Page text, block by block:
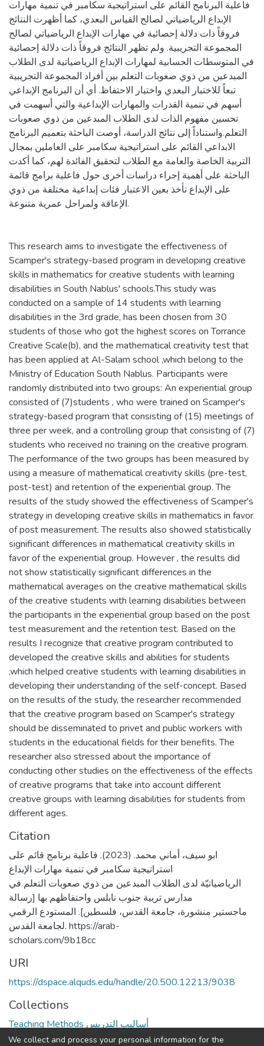
فاعلية البرنامج القائم على استراتيجية سكامبر في تنمية مهارات
الإبداع الرياضياتي لصالح القياس البعدي، كما أظهرت النتائج
فروقاً ذات دلالة إحصائية في مهارات الإبداع الرياضياتي لصالح
المجموعة التجريبية. ولم تظهر النتائج فروقاً ذات دلالة إحصائية
في المتوسطات الحسابية لمهارات الإبداع الرياضياتية لدى الطلاب
المبدعين من ذوي صعوبات التعلم بين أفراد المجموعة التجريبية
تبعاً للاختبار البعدي واختبار الاحتفاظ. أي أن البرنامج الإبداعي
أسهم في تنمية القدرات والمهارات الإبداعية والتي أسهمت في
تحسين مفهوم الذات لدى الطلاب المبدعين من ذوي صعوبات
التعلم.واستناداً إلى نتائج الدراسة، أوصت الباحثة بتعميم البرنامج
الابداعي القائم على استراتيجية سكامبر على العاملين بمجال
التربية الخاصة والعامة مع الطلاب لتحقيق الفائدة لهم، كما أكدت
الباحثة على أهمية إجراء دراسات أخرى حول فاعلية برامج قائمة
على الإبداع تأخذ بعين الاعتبار فئات إبداعية مختلفة من ذوي
الإعاقة ولمراحل عمرية متنوعة.
This research aims to investigate the effectiveness of
Scamper's strategy-based program in developing creative
skills in mathematics for creative students with learning
disabilities in South Nablus' schools.This study was
conducted on a sample of 14 students with learning
disabilities in the 3rd grade, has been chosen from 30
students of those who got the highest scores on Torrance
Creative Scale(b), and the mathematical creativity test that
has been applied at Al-Salam school ,which belong to the
Ministry of Education South Nablus. Participants were
randomly distributed into two groups: An experiential group
consisted of (7)students , who were trained on Scamper's
strategy-based program that consisting of (15) meetings of
three per week, and a controlling group that consisting of (7)
students who received no training on the creative program.
The performance of the two groups has been measured by
using a measure of mathematical creativity skills (pre-test,
post-test) and retention of the experiential group. The
results of the study showed the effectiveness of Scamper's
strategy in developing creative skills in mathematics in favor
of post measurement. The results also showed statistically
significant differences in mathematical creativity skills in
favor of the experiential group. However , the results did
not show statistically significant differences in the
mathematical averages on the creative mathematical skills
of the creative students with learning disabilities between
the participants in the experiential group based on the post
test measurement and the retention test. Based on the
results I recognize that creative program contributed to
developed the creative skills and abilities for students
,which helped creative students with learning disabilities in
developing their understanding of the self-concept. Based
on the results of the study, the researcher recommended
that the creative program based on Scamper's strategy
should be disseminated to privet and public workers with
students in the educational fields for their benefits. The
researcher also stressed about the importance of
conducting other studies on the effectiveness of the effects
of creative programs that take into account different
creative groups with learning disabilities for students from
different ages.
Citation
ابو سيف، أماني محمد. (2023). فاعلية برنامج قائم على
استراتيجية سكامبر في تنمية مهارات الإبداع
الرياضياتيّة لدى الطلاب المبدعين من ذوي صعوبات التعلم في
مدارس تربية جنوب نابلس واحتفاظهم بها [رسالة
ماجستير منشورة، جامعة القدس، فلسطين]. المستودع الرقمي
لجامعة القدس. https://arab-
scholars.com/9b18cc
URI
https://dspace.alquds.edu/handle/20.500.12213/9038
Collections
Teaching Methods أساليب التدريس
We collect and process your personal information for the